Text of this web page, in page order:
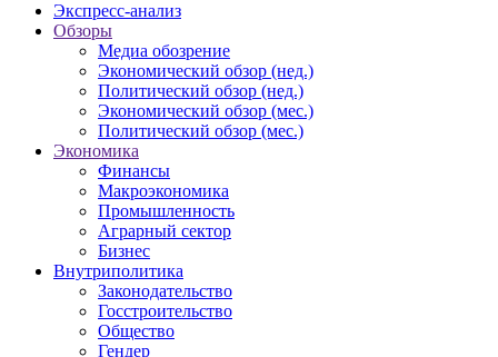
Экспресс-анализ
Обзоры
Медиа обозрение
Экономический обзор (нед.)
Политический обзор (нед.)
Экономический обзор (мес.)
Политический обзор (мес.)
Экономика
Финансы
Макроэкономика
Промышленность
Аграрный сектор
Бизнес
Внутриполитика
Законодательство
Госстроительство
Общество
Гендер